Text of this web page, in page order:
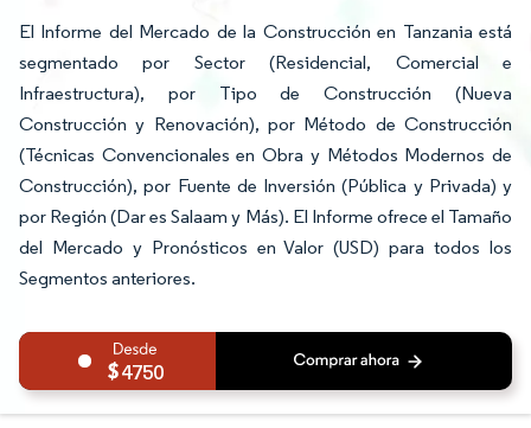
El Informe del Mercado de la Construcción en Tanzania está
segmentado por Sector (Residencial, Comercial e
Infraestructura), por Tipo de Construcción (Nueva
Construcción y Renovación), por Método de Construcción
(Técnicas Convencionales en Obra y Métodos Modernos de
Construcción), por Fuente de Inversión (Pública y Privada) y
por Región (Dar es Salaam y Más). El Informe ofrece el Tamaño
del Mercado y Pronósticos en Valor (USD) para todos los
Segmentos anteriores.
4750